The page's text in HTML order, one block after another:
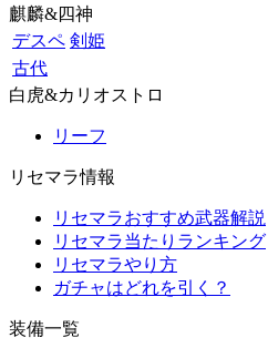
麒麟&四神
デスペ 剣姫
古代
白虎&カリオストロ
リーフ
リセマラ情報
リセマラおすすめ武器解説
リセマラ当たりランキング
リセマラやり方
ガチャはどれを引く？
装備一覧